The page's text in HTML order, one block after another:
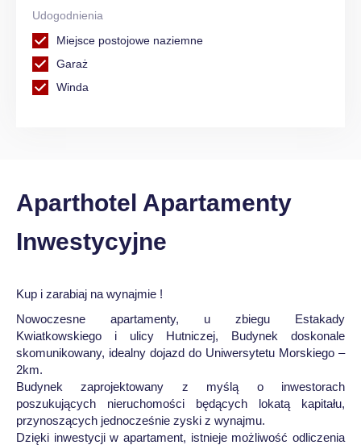
Udogodnienia
Miejsce postojowe naziemne
Garaż
Winda
Aparthotel Apartamenty
Inwestycyjne
Kup i zarabiaj na wynajmie !
Nowoczesne apartamenty, u zbiegu Estakady
Kwiatkowskiego i ulicy Hutniczej, Budynek doskonale
skomunikowany, idealny dojazd do Uniwersytetu Morskiego –
2km.
Budynek zaprojektowany z myślą o inwestorach
poszukujących nieruchomości będących lokatą kapitału,
przynoszących jednocześnie zyski z wynajmu.
Dzięki inwestycji w apartament, istnieje możliwość odliczenia